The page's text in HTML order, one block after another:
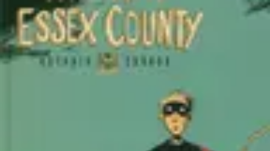
Infirmiers à Domicile
Pratiques et erreursChoix de l'infirmier
Technologie et
Innovation Communication et Pratiques Communication
Infirmiers à Domicile